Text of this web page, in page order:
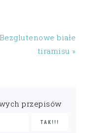
Bezglutenowe białe
tiramisu »
przepisów